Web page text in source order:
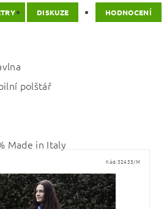
DISKUZE HODNOCENÍ
polštář
Made in Italy
Kód:32433/M